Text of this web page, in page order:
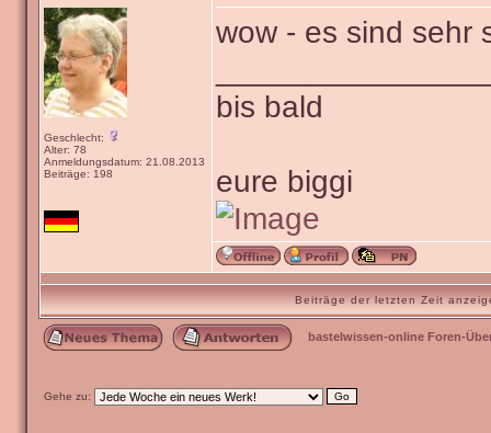
Geschlecht:
Alter: 78
Anmeldungsdatum: 21.08.2013
Beiträge: 198
wow - es sind sehr
bis bald
eure biggi
Beiträge der letzten Zeit
bastelwissen-online Foren-
Gehe zu: